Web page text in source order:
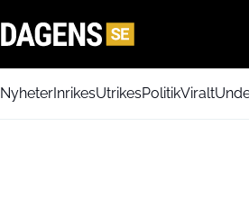
NyheterInrikesUtrikesPolitikViralt